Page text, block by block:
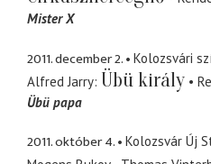
Mister X
2011. december 2.
Kolozsvári
Alfred Jarry Übü király
Übü papa
2011. október 4.
Kolozsvár Új